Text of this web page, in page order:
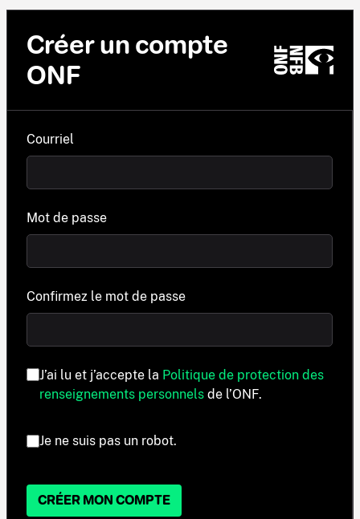
Créer un compte
ONF
Courriel
Mot de passe
Confirmez le mot de passe
J’ai lu et j’accepte la Politique de protection des
renseignements personnels de l’ONF.
Je ne suis pas un robot.
CRÉER MON COMPTE